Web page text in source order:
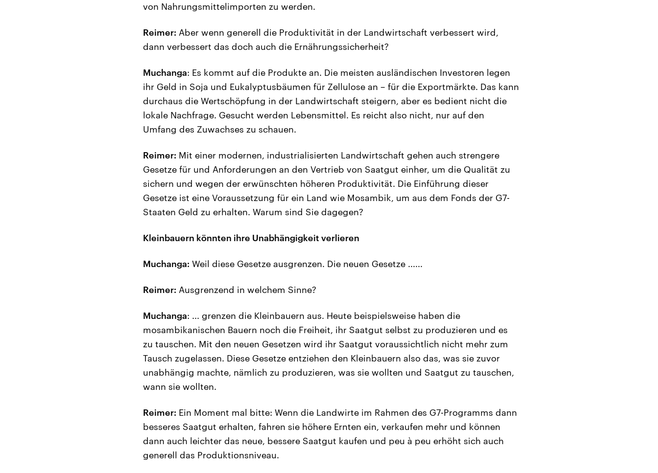
von Nahrungsmittelimporten zu werden.
Reimer: Aber wenn generell die Produktivität in der Landwirtschaft verbessert wird,
dann verbessert das doch auch die Ernährungssicherheit?
Muchanga: Es kommt auf die Produkte an. Die meisten ausländischen Investoren legen
ihr Geld in Soja und Eukalyptusbäumen für Zellulose an – für die Exportmärkte. Das kann
durchaus die Wertschöpfung in der Landwirtschaft steigern, aber es bedient nicht die
lokale Nachfrage. Gesucht werden Lebensmittel. Es reicht also nicht, nur auf den
Umfang des Zuwachses zu schauen.
Reimer: Mit einer modernen, industrialisierten Landwirtschaft gehen auch strengere
Gesetze für und Anforderungen an den Vertrieb von Saatgut einher, um die Qualität zu
sichern und wegen der erwünschten höheren Produktivität. Die Einführung dieser
Gesetze ist eine Voraussetzung für ein Land wie Mosambik, um aus dem Fonds der G7-
Staaten Geld zu erhalten. Warum sind Sie dagegen?
Kleinbauern könnten ihre Unabhängigkeit verlieren
Muchanga: Weil diese Gesetze ausgrenzen. Die neuen Gesetze ......
Reimer: Ausgrenzend in welchem Sinne?
Muchanga: ... grenzen die Kleinbauern aus. Heute beispielsweise haben die
mosambikanischen Bauern noch die Freiheit, ihr Saatgut selbst zu produzieren und es
zu tauschen. Mit den neuen Gesetzen wird ihr Saatgut voraussichtlich nicht mehr zum
Tausch zugelassen. Diese Gesetze entziehen den Kleinbauern also das, was sie zuvor
unabhängig machte, nämlich zu produzieren, was sie wollten und Saatgut zu tauschen,
wann sie wollten.
Reimer: Ein Moment mal bitte: Wenn die Landwirte im Rahmen des G7-Programms dann
besseres Saatgut erhalten, fahren sie höhere Ernten ein, verkaufen mehr und können
dann auch leichter das neue, bessere Saatgut kaufen und peu à peu erhöht sich auch
generell das Produktionsniveau.